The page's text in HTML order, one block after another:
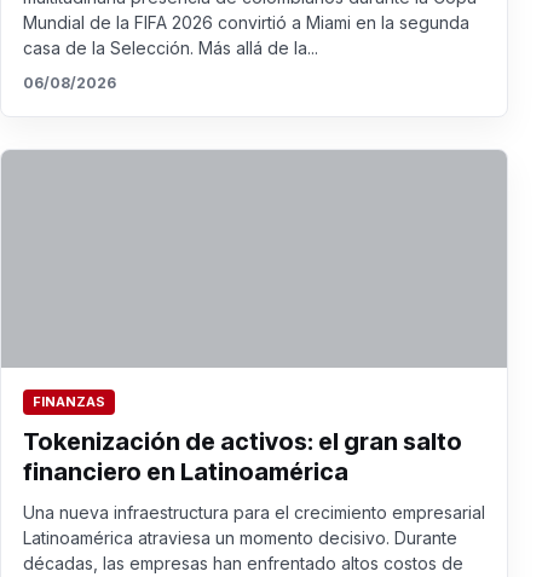
Mundial de la FIFA 2026 convirtió a Miami en la segunda
casa de la Selección. Más allá de la...
06/08/2026
FINANZAS
Tokenización de activos: el gran salto
financiero en Latinoamérica
Una nueva infraestructura para el crecimiento empresarial
Latinoamérica atraviesa un momento decisivo. Durante
décadas, las empresas han enfrentado altos costos de